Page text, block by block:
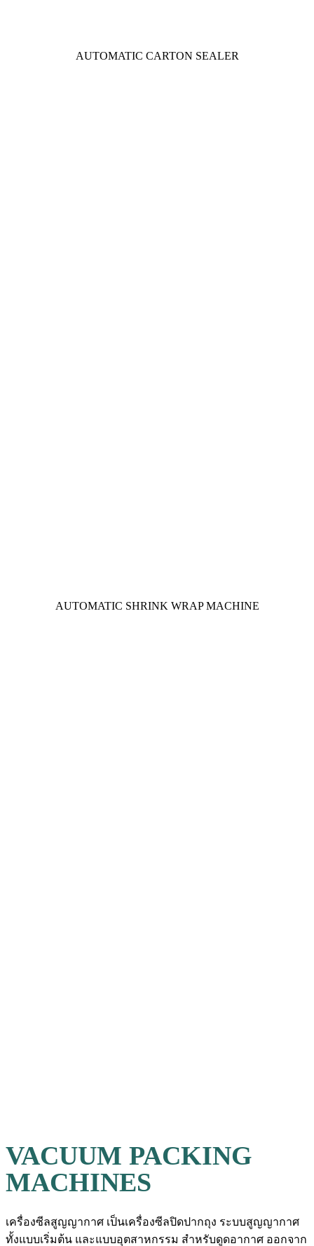
AUTOMATIC CARTON SEALER
AUTOMATIC SHRINK WRAP MACHINE
VACUUM PACKING
MACHINES
เครื่องซีลสูญญากาศ เป็นเครื่องซีลปิดปากถุง ระบบสูญญากาศ
ทั้งแบบเริ่มต้น และแบบอุตสาหกรรม สำหรับดูดอากาศ ออกจาก